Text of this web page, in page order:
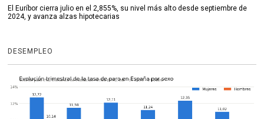
El Euríbor cierra julio en el 2,855%, su nivel más alto desde septiembre de
2024, y avanza alzas hipotecarias
DESEMPLEO